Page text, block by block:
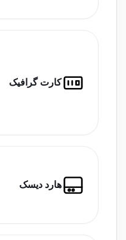
کارت گرافیک
هارد دیسک